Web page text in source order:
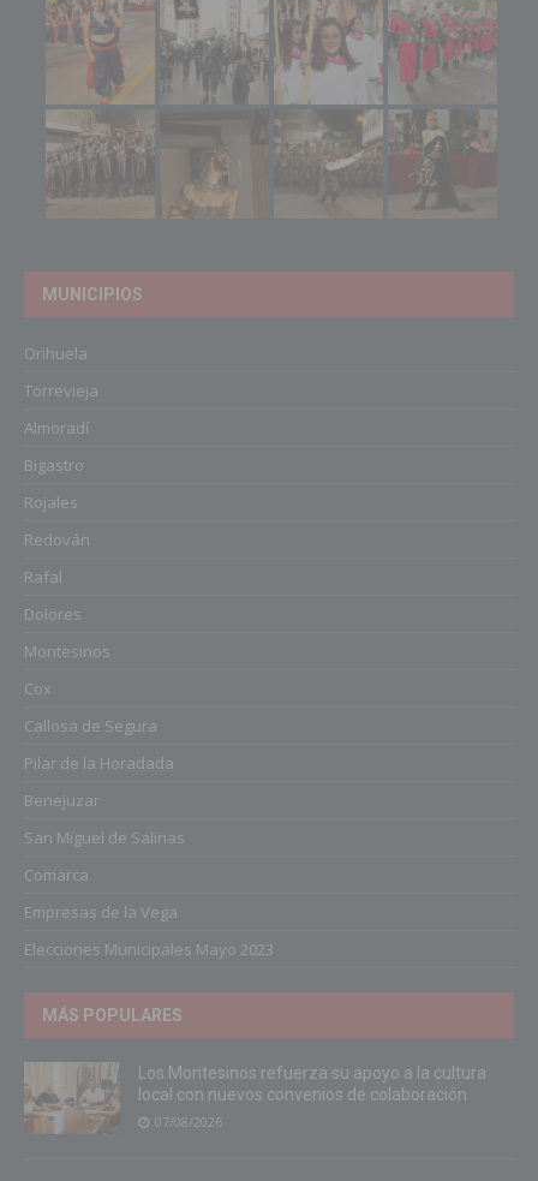
MUNICIPIOS
Orihuela
Torrevieja
Almoradí
Bigastro
Rojales
Redován
Rafal
Dolores
Montesinos
Cox
Callosa de Segura
Pilar de la Horadada
Benejuzar
San Miguel de Salinas
Comarca
Empresas de la Vega
Elecciones Municipales Mayo 2023
MÁS POPULARES
Los Montesinos refuerza su apoyo a la cultura
local con nuevos convenios de colaboración
07/08/2026